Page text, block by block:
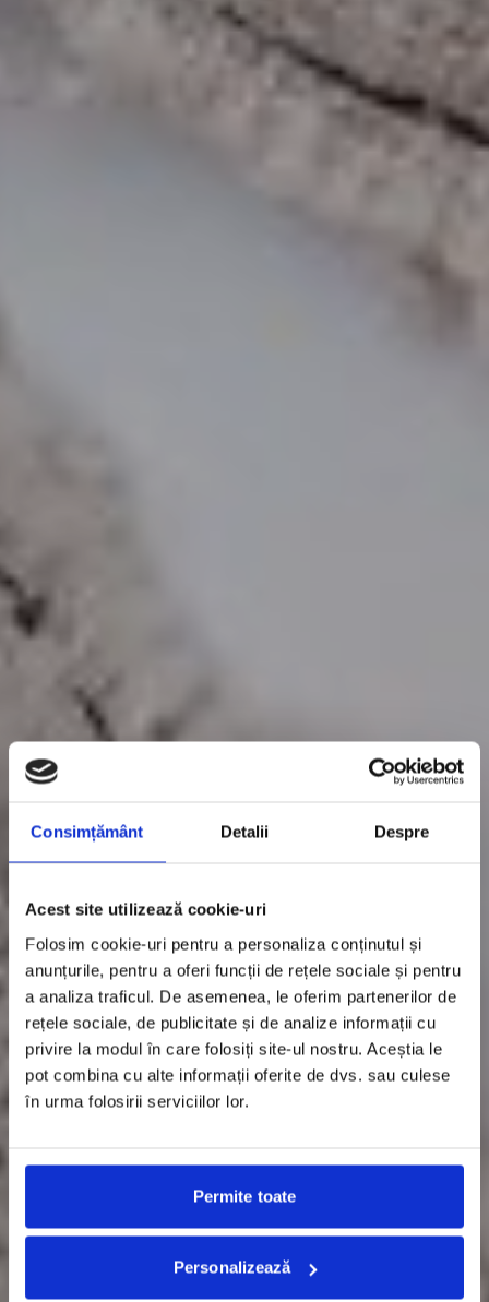
Consimțământ Detalii Despre
Acest site utilizează cookie-uri
Folosim cookie-uri pentru a personaliza conținutul și
anunțurile, pentru a oferi funcții de rețele sociale și pentru
a analiza traficul. De asemenea, le oferim partenerilor de
rețele sociale, de publicitate și de analize informații cu
privire la modul în care folosiți site-ul nostru. Aceștia le
pot combina cu alte informații oferite de dvs. sau culese
în urma folosirii serviciilor lor.
Permite toate
Personalizează